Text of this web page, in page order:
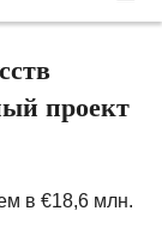
проект
в €18,6 млн.